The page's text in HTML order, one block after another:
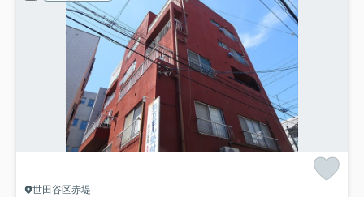
世田谷区赤堤